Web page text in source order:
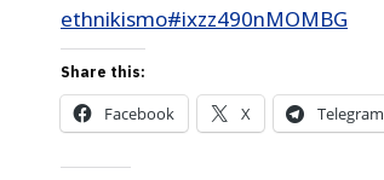
ethnikismo#ixzz490nMOMBG
Share this:
Facebook X Telegram